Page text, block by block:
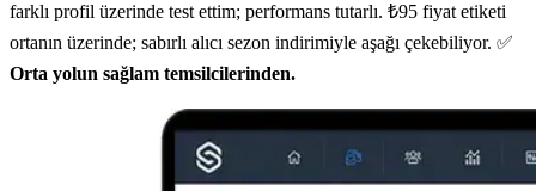
farklı profil üzerinde test ettim; performans tutarlı. ₺95 fiyat etiketi
ortanın üzerinde; sabırlı alıcı sezon indirimiyle aşağı çekebiliyor. ✅
Orta yolun sağlam temsilcilerinden.